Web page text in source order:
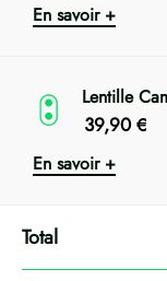
En savoir +
Lentille
39,90 €
En savoir +